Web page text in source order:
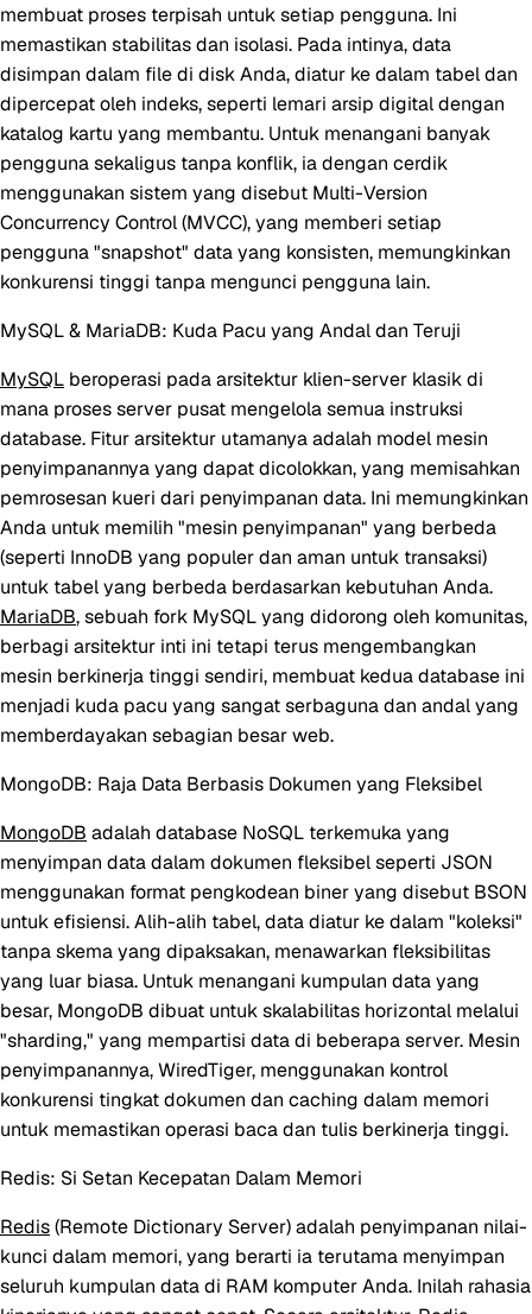
membuat proses terpisah untuk setiap pengguna. Ini
memastikan stabilitas dan isolasi. Pada intinya, data
disimpan dalam file di disk Anda, diatur ke dalam tabel dan
dipercepat oleh indeks, seperti lemari arsip digital dengan
katalog kartu yang membantu. Untuk menangani banyak
pengguna sekaligus tanpa konflik, ia dengan cerdik
menggunakan sistem yang disebut Multi-Version
Concurrency Control (MVCC), yang memberi setiap
pengguna "snapshot" data yang konsisten, memungkinkan
konkurensi tinggi tanpa mengunci pengguna lain.
MySQL & MariaDB: Kuda Pacu yang Andal dan Teruji
MySQL beroperasi pada arsitektur klien-server klasik di
mana proses server pusat mengelola semua instruksi
database. Fitur arsitektur utamanya adalah model mesin
penyimpanannya yang dapat dicolokkan, yang memisahkan
pemrosesan kueri dari penyimpanan data. Ini memungkinkan
Anda untuk memilih "mesin penyimpanan" yang berbeda
(seperti InnoDB yang populer dan aman untuk transaksi)
untuk tabel yang berbeda berdasarkan kebutuhan Anda.
MariaDB, sebuah fork MySQL yang didorong oleh komunitas,
berbagi arsitektur inti ini tetapi terus mengembangkan
mesin berkinerja tinggi sendiri, membuat kedua database ini
menjadi kuda pacu yang sangat serbaguna dan andal yang
memberdayakan sebagian besar web.
MongoDB: Raja Data Berbasis Dokumen yang Fleksibel
MongoDB adalah database NoSQL terkemuka yang
menyimpan data dalam dokumen fleksibel seperti JSON
menggunakan format pengkodean biner yang disebut BSON
untuk efisiensi. Alih-alih tabel, data diatur ke dalam "koleksi"
tanpa skema yang dipaksakan, menawarkan fleksibilitas
yang luar biasa. Untuk menangani kumpulan data yang
besar, MongoDB dibuat untuk skalabilitas horizontal melalui
"sharding," yang mempartisi data di beberapa server. Mesin
penyimpanannya, WiredTiger, menggunakan kontrol
konkurensi tingkat dokumen dan caching dalam memori
untuk memastikan operasi baca dan tulis berkinerja tinggi.
Redis: Si Setan Kecepatan Dalam Memori
Redis(Remote Dictionary Server) adalah penyimpanan nilai-
kunci dalam memori, yang berarti ia terutama menyimpan
seluruh kumpulan data di RAM komputer Anda. Inilah rahasia